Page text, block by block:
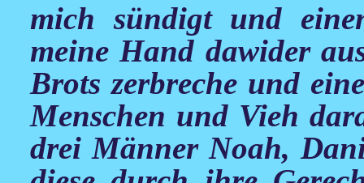
mich sündigt und
meine Hand dawider
Brots zerbreche und
Menschen und Vieh
drei Männer Noah,